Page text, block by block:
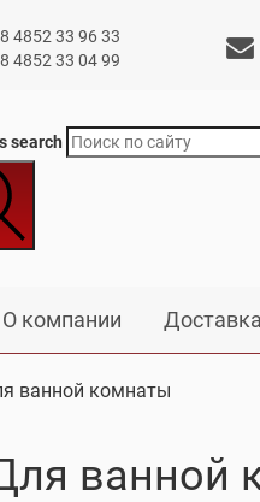
8 4852 33 96 33
8 4852 33 04 99
search
О компании
ванной комнаты
ванной